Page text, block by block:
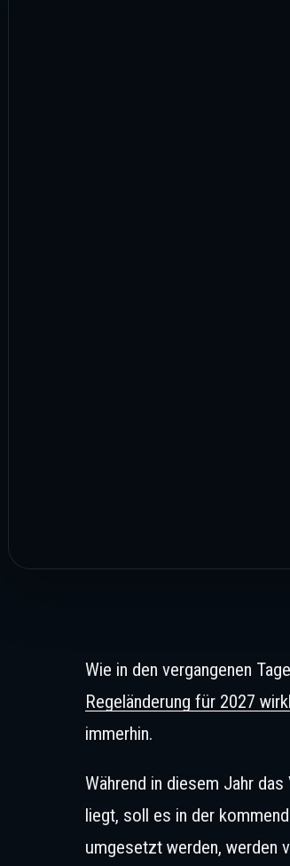
Wie in den vergangenen
Regeländerung für 2027
immerhin.
Während in diesem Jahr
liegt, soll es in der
umgesetzt werden, werden